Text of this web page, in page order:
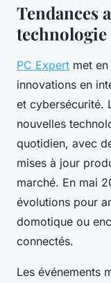
Tendances
PC Expert met
innovations en
et cybersécurité.
nouvelles
quotidien, avec
mises à jour
marché. En mai
évolutions pour
domotique ou
connectés.
Les événements